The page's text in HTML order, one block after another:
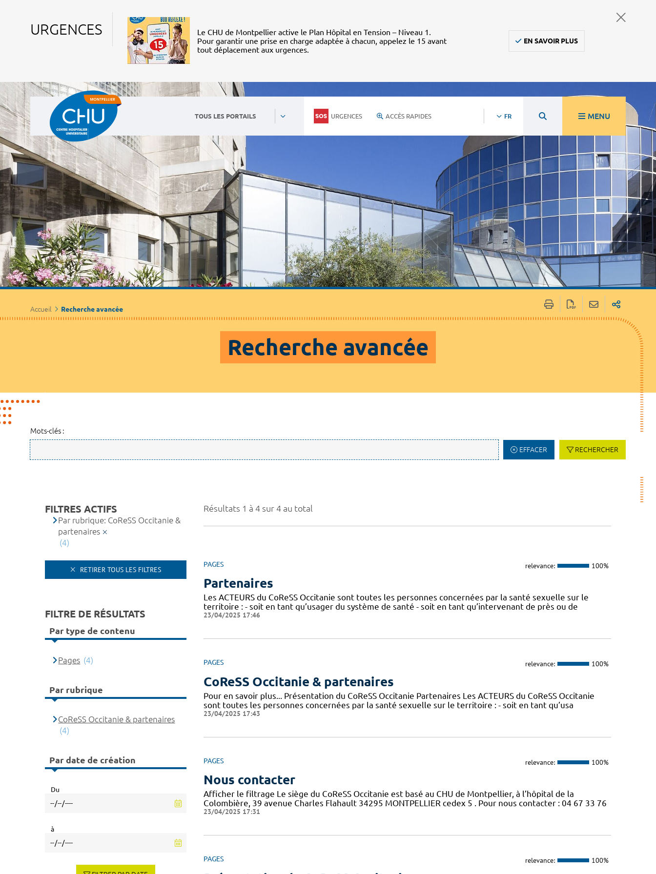
URGENCES
Le CHU de Montpellier active le Plan Hôpital en Tension – Niveau 1.
Pour garantir une prise en charge adaptée à chacun, appelez le 15 avant
tout déplacement aux urgences.
EN SAVOIR PLUS
TOUS LES PORTAILS URGENCES ACCÈS RAPIDES FR MENU
Accueil Recherche avancée
Recherche avancée
Mots-clés :
EFFACER RECHERCHER
Résultats 1 à 4 sur 4 au total
PAGES relevance: 100%
Partenaires
Les ACTEURS du CoReSS Occitanie sont toutes les personnes concernées par la santé sexuelle sur le
territoire : - soit en tant qu’usager du système de santé - soit en tant qu’intervenant de près ou de
23/04/2025 17:46
PAGES relevance: 100%
CoReSS Occitanie & partenaires
Pour en savoir plus... Présentation du CoReSS Occitanie Partenaires Les ACTEURS du CoReSS Occitanie
sont toutes les personnes concernées par la santé sexuelle sur le territoire : - soit en tant qu’usa
23/04/2025 17:43
PAGES relevance: 100%
Nous contacter
Afficher le filtrage Le siège du CoReSS Occitanie est basé au CHU de Montpellier, à l’hôpital de la
Colombière, 39 avenue Charles Flahault 34295 MONTPELLIER cedex 5 . Pour nous contacter : 04 67 33 76
23/04/2025 17:31
PAGES relevance: 100%
FILTRES ACTIFS
Par rubrique: CoReSS Occitanie &
partenaires
(4)
RETIRER TOUS LES FILTRES
FILTRE DE RÉSULTATS
Par type de contenu
Pages (4)
Par rubrique
CoReSS Occitanie & partenaires
(4)
Par date de création
Du
à